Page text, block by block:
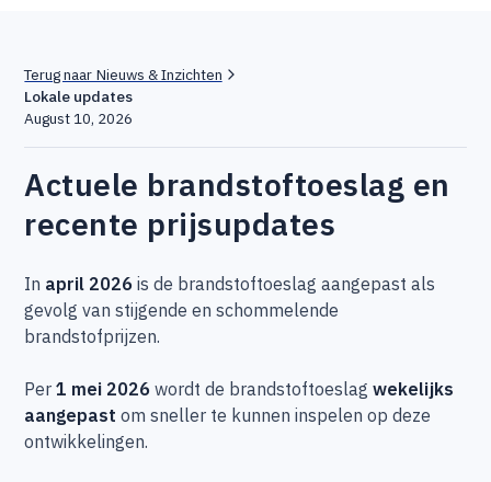
Terug naar Nieuws & Inzichten
Lokale updates
August 10, 2026
Actuele brandstoftoeslag en
recente prijsupdates
In april 2026 is de brandstoftoeslag aangepast als
gevolg van stijgende en schommelende
brandstofprijzen.
Per1 mei 2026 wordt de brandstoftoeslagwekelijks
aangepast om sneller te kunnen inspelen op deze
ontwikkelingen.